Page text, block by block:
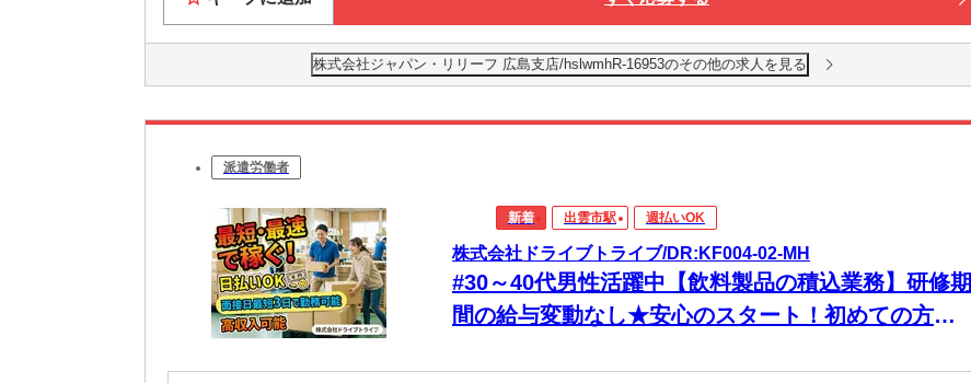
株式会社ジャパン・リリーフ 広島支店/hslwmhR-16953のその他の求人を見る
派遣労働者
新着 出雲市駅 週払いOK
株式会社ドライブトライブ/DR:KF004-02-MH
#30～40代男性活躍中【飲料製品の積込業務】研修期
間の給与変動なし★安心のスタート！初めての方も